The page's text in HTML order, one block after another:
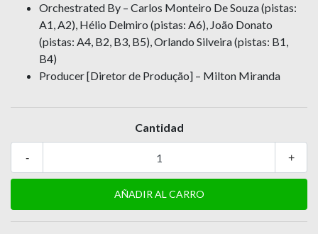
Orchestrated By – Carlos Monteiro De Souza (pistas:
A1, A2), Hélio Delmiro (pistas: A6), João Donato
(pistas: A4, B2, B3, B5), Orlando Silveira (pistas: B1,
B4)
Producer [Diretor de Produção] – Milton Miranda
Cantidad
+
-